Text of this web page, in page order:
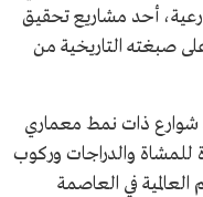
أحد مشاريع تحقيق
محافظًا على صبغته التاريخية من
شوارع ذات نمط معماري
والدراجات وركوب
في العاصمة